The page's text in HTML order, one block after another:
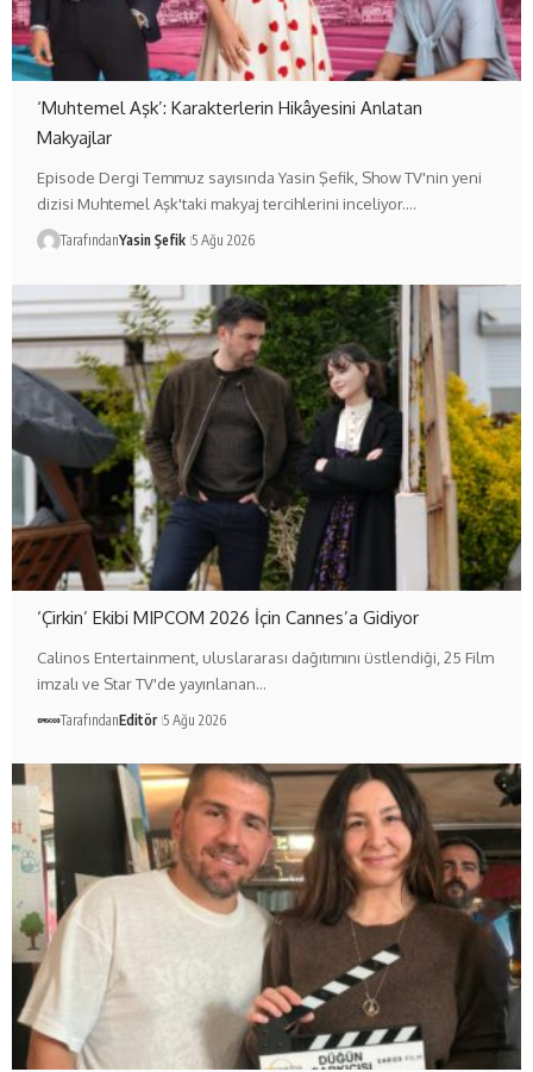
‘Muhtemel Aşk’: Karakterlerin Hikâyesini Anlatan
Makyajlar
Episode Dergi Temmuz sayısında Yasin Şefik, Show TV'nin yeni
dizisi Muhtemel Aşk'taki makyaj tercihlerini inceliyor.…
TarafındanYasin Şefik 5 Ağu 2026
‘Çirkin’ Ekibi MIPCOM 2026 İçin Cannes’a Gidiyor
Calinos Entertainment, uluslararası dağıtımını üstlendiği, 25 Film
imzalı ve Star TV'de yayınlanan…
TarafındanEditör 5 Ağu 2026